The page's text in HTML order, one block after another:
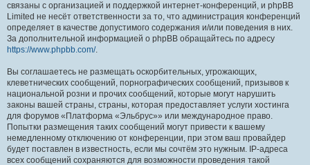
связаны с организацией и поддержкой интернет-конференций, и phpBB
Limited не несёт ответственности за то, что администрация конференций
определяет в качестве допустимого содержания и/или поведения в них.
За дополнительной информацией о phpBB обращайтесь по адресу
https://www.phpbb.com/.
Вы соглашаетесь не размещать оскорбительных, угрожающих,
клеветнических сообщений, порнографических сообщений, призывов к
национальной розни и прочих сообщений, которые могут нарушить
законы вашей страны, страны, которая предоставляет услуги хостинга
для форумов «Платформа «Эльбрус»» или международное право.
Попытки размещения таких сообщений могут привести к вашему
немедленному отключению от конференции, при этом ваш провайдер
будет поставлен в известность, если мы сочтём это нужным. IP-адреса
всех сообщений сохраняются для возможности проведения такой